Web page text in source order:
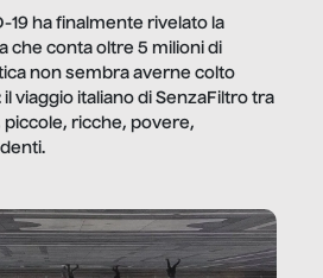
19 ha finalmente rivelato la
che conta oltre 5 milioni di
non sembra averne colto
viaggio italiano di SenzaFiltro tra
piccole, ricche, povere,